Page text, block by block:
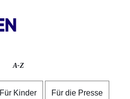
A-Z
Für Kinder Für die Presse